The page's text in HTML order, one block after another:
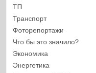
ТП
Транспорт
Фоторепортажи
Что бы это значило?
Экономика
Энергетика